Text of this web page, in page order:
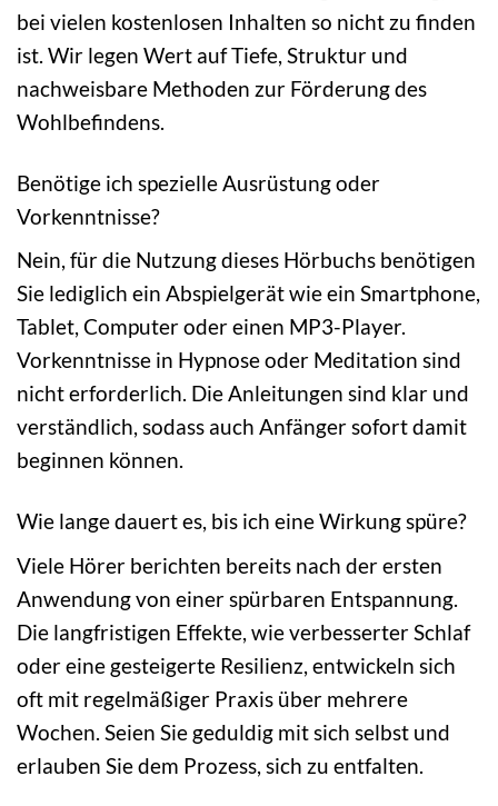
bei vielen kostenlosen Inhalten so nicht zu finden
ist. Wir legen Wert auf Tiefe, Struktur und
nachweisbare Methoden zur Förderung des
Wohlbefindens.
Benötige ich spezielle Ausrüstung oder
Vorkenntnisse?
Nein, für die Nutzung dieses Hörbuchs benötigen
Sie lediglich ein Abspielgerät wie ein Smartphone,
Tablet, Computer oder einen MP3-Player.
Vorkenntnisse in Hypnose oder Meditation sind
nicht erforderlich. Die Anleitungen sind klar und
verständlich, sodass auch Anfänger sofort damit
beginnen können.
Wie lange dauert es, bis ich eine Wirkung spüre?
Viele Hörer berichten bereits nach der ersten
Anwendung von einer spürbaren Entspannung.
Die langfristigen Effekte, wie verbesserter Schlaf
oder eine gesteigerte Resilienz, entwickeln sich
oft mit regelmäßiger Praxis über mehrere
Wochen. Seien Sie geduldig mit sich selbst und
erlauben Sie dem Prozess, sich zu entfalten.